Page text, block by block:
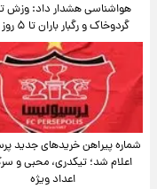
هواشناسی هشدار داد: وزش
گردوخاک و رگبار باران تا ۵ روز آینده
شماره پیراهن خریدهای جدید
اعلام شد؛ تیکدری، محبی و
اعداد ویژه